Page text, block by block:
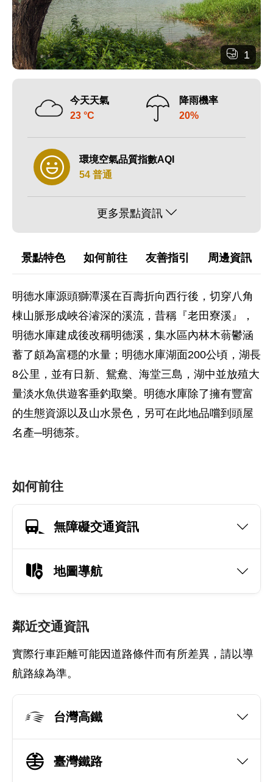
1
今天天氣
23 °C
降雨機率
20%
環境空氣品質指數AQI
54 普通
更多景點資訊
景點特色 如何前往 友善指引 周邊資訊
明德水庫源頭獅潭溪在百壽折向西行後，切穿八角
棟山脈形成峽谷濬深的溪流，昔稱『老田寮溪』，
明德水庫建成後改稱明德溪，集水區內林木蓊鬱涵
蓄了頗為富穩的水量；明德水庫湖面200公頃，湖長
8公里，並有日新、鴛鴦、海堂三島，湖中並放殖大
量淡水魚供遊客垂釣取樂。明德水庫除了擁有豐富
的生態資源以及山水景色，另可在此地品嚐到頭屋
名產─明德茶。
如何前往
無障礙交通資訊
地圖導航
鄰近交通資訊
實際行車距離可能因道路條件而有所差異，請以導
航路線為準。
台灣高鐵
臺灣鐵路